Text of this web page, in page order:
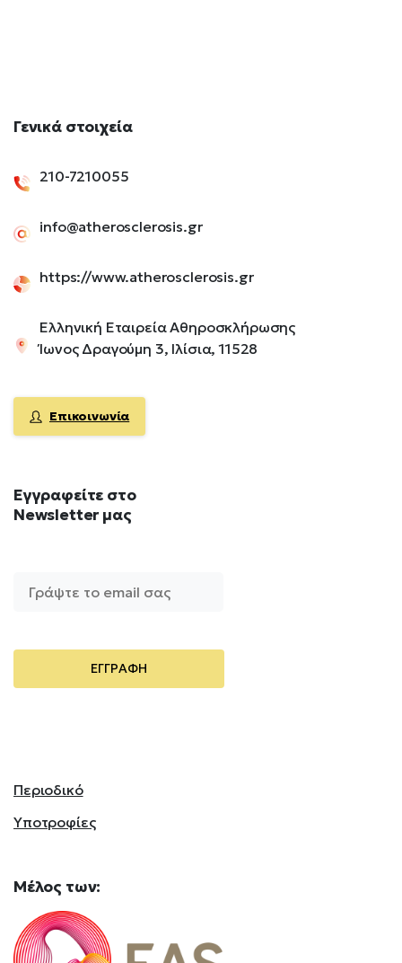
Γενικά στοιχεία
210-7210055
info@atherosclerosis.gr
https://www.atherosclerosis.gr
Ελληνική Εταιρεία Αθηροσκλήρωσης
Ίωνος Δραγούμη 3, Ιλίσια, 11528
Επικοινωνία
Εγγραφείτε στο
Newsletter μας
Περιοδικό
Υποτροφίες
Mέλος των: